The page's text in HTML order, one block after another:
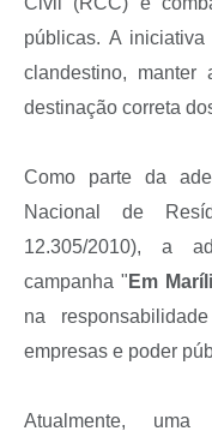
públicas. A
clandestino,
destinação correta
Como parte da
Nacional de
12.305/2010), a
campanha " Em
na
empresas e poder
Atualmente, uma